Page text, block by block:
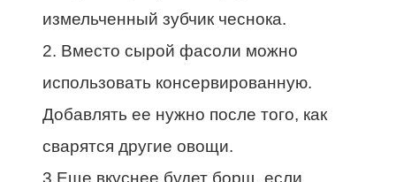
измельченный зубчик чеснока.
2. Вместо сырой фасоли можно
использовать консервированную.
Добавлять ее нужно после того, как
сварятся другие овощи.
3.Еще вкуснее будет борщ, если